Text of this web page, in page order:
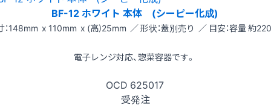
BF-12 ホワイト 本体 (シーピー化成)
：148mm x 110mm x (高)25mm ／ 形状：蓋別売り ／ 目安：容量 約
電子レンジ対応、惣菜容器です。
OCD 625017
受発注